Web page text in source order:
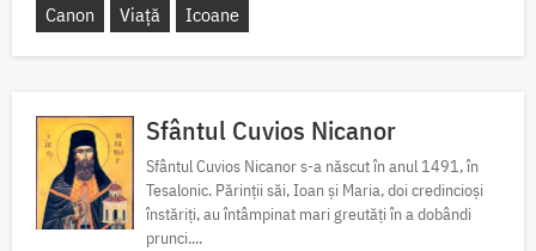
Canon Viață Icoane
Sfântul Cuvios Nicanor
Sfântul Cuvios Nicanor s-a născut în anul 1491, în
Tesalonic. Părinții săi, Ioan și Maria, doi credincioși
înstăriți, au întâmpinat mari greutăți în a dobândi
prunci....